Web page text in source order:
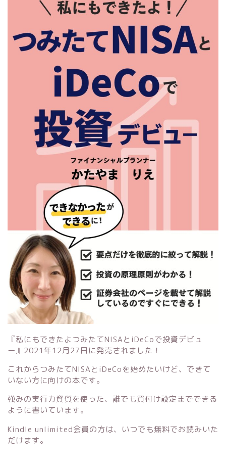
『私にもできたよつみたてNISAとiDeCoで投資デビュ
ー』 2021年12月27日に発売されました！
これからつみたてNISAとiDeCoを始めたいけど、できて
いない方に向けの本です。
強みの実行力資質を使った、誰でも買付け設定までできる
ように書いています。
Kindle unlimited会員の方は、いつでも無料でお読みいた
だけます。